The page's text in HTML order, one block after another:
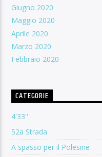
Giugno 2020
Maggio 2020
Aprile 2020
Marzo 2020
Febbraio 2020
CATEGORIE
4'33''
52a Strada
A spasso per il Polesine